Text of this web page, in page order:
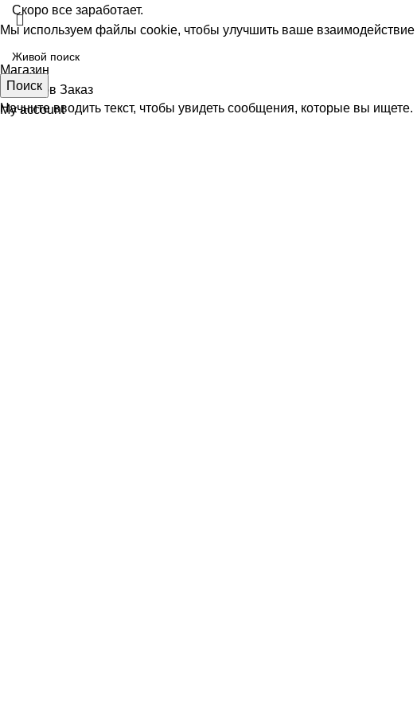
Скоро все заработает.
Мы используем файлы cookie, чтобы улучшить ваше
Принять
Поиск
Начните вводить текст, чтобы увидеть сообщения, которые вы ищете.
Магазин
0 пунктов Заказ
My account